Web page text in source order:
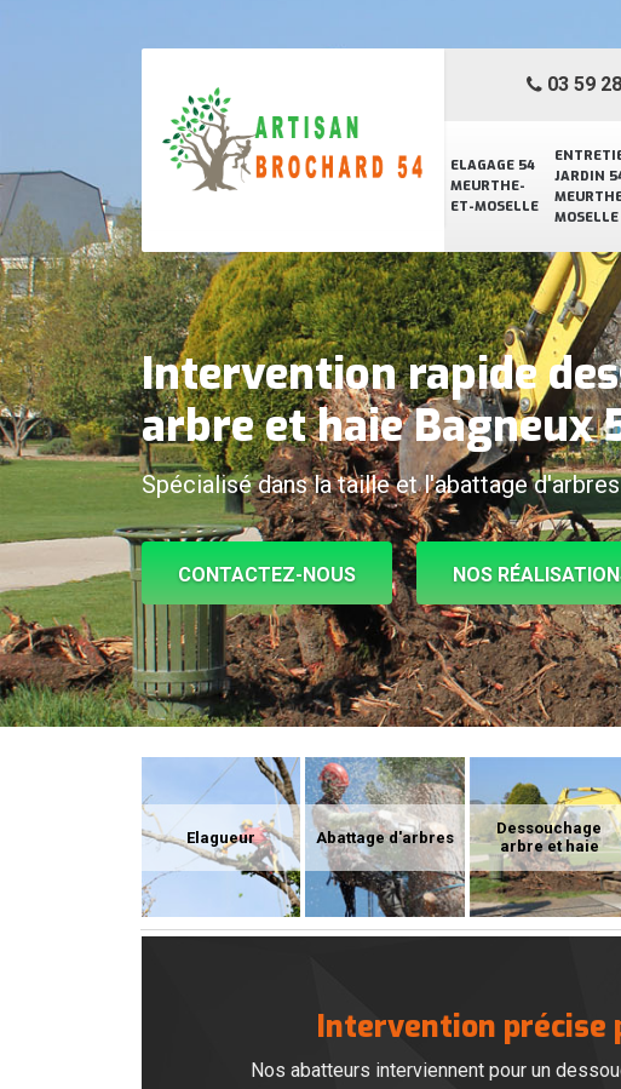
ELAGAGE 54
MEURTHE-
ET-MOSELLE
JARDIN
MOSELLE
03 59
Intervention rapide
arbre et haie Bagneux
Spécialisé dans la taille et l'abattage
CONTACTEZ-NOUS NOS
Elagueur Abattage d'arbres
Dessouchage
arbre et haie
Intervention précise
Nos abatteurs interviennent pour un